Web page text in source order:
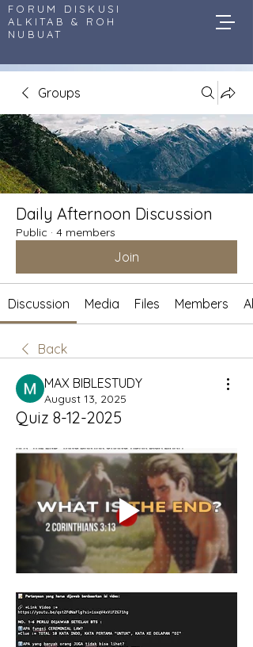
FORUM DISKUSI
ALKITAB & ROH
NUBUAT
Groups
Daily Afternoon Discussion
Public · 4 members
Join
Discussion Media Files Members
Back
MAX BIBLESTUDY
August 13, 2025
Quiz 8-12-2025